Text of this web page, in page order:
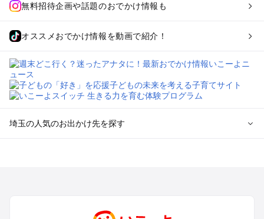
無料招待企画や話題のおでかけ情報も
オススメおでかけ情報を動画で紹介！
埼玉の人気のお出かけ先を探す